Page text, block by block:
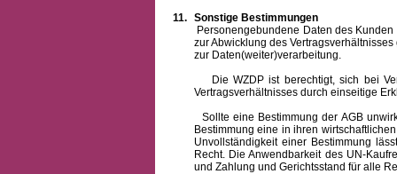
11. Sonstige Bestimmungen
Personengebundene Daten des Kunden
zur Abwicklung des
zur Daten(weiter)verarbeitung.
Die WZDP ist berechtigt, sich bei
Vertragsverhältnisses durch einseitige
Sollte eine Bestimmung der AGB
Bestimmung eine in ihren
Unvollständigkeit einer Bestimmung
Recht. Die Anwendbarkeit des UN-
und Zahlung und Gerichtsstand für alle